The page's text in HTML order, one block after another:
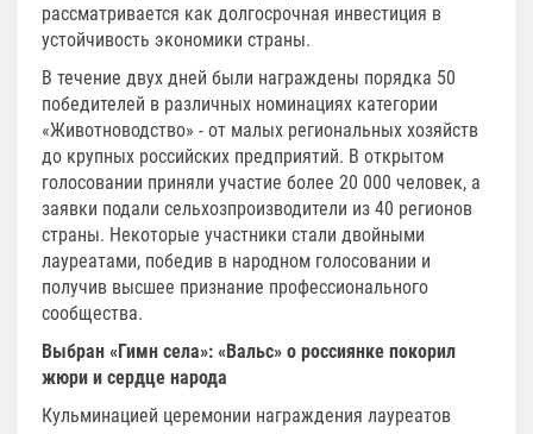
рассматривается как долгосрочная инвестиция в
устойчивость экономики страны.
В течение двух дней были награждены порядка 50
победителей в различных номинациях категории
«Животноводство» - от малых региональных хозяйств
до крупных российских предприятий. В открытом
голосовании приняли участие более 20 000 человек, а
заявки подали сельхозпроизводители из 40 регионов
страны. Некоторые участники стали двойными
лауреатами, победив в народном голосовании и
получив высшее признание профессионального
сообщества.
Выбран «Гимн села»: «Вальс» о россиянке покорил
жюри и сердце народа
Кульминацией церемонии награждения лауреатов